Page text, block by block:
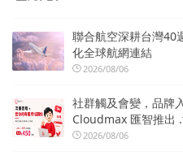
聯合航空深耕台灣40
化全球航網連結
2026/08/06
社群觸及會變，品牌
Cloudmax 匯智推出
2026/08/06